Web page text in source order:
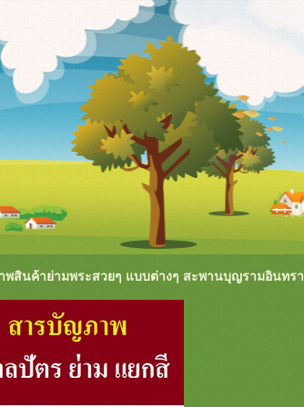
พสินค้าย่ามพระสวยๆ แบบต่างๆ สะพานบุญรามอินทรา